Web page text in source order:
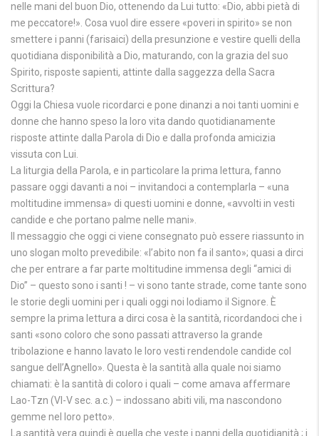
nelle mani del buon Dio, ottenendo da Lui tutto: «Dio, abbi pietà di
me peccatore!». Cosa vuol dire essere «poveri in spirito» se non
smettere i panni (farisaici) della presunzione e vestire quelli della
quotidiana disponibilità a Dio, maturando, con la grazia del suo
Spirito, risposte sapienti, attinte dalla saggezza della Sacra
Scrittura?
Oggi la Chiesa vuole ricordarci e pone dinanzi a noi tanti uomini e
donne che hanno speso la loro vita dando quotidianamente
risposte attinte dalla Parola di Dio e dalla profonda amicizia
vissuta con Lui.
La liturgia della Parola, e in particolare la prima lettura, fanno
passare oggi davanti a noi – invitandoci a contemplarla – «una
moltitudine immensa» di questi uomini e donne, «avvolti in vesti
candide e che portano palme nelle mani».
Il messaggio che oggi ci viene consegnato può essere riassunto in
uno slogan molto prevedibile: «l’abito non fa il santo»; quasi a dirci
che per entrare a far parte moltitudine immensa degli “amici di
Dio” – questo sono i santi ! – vi sono tante strade, come tante sono
le storie degli uomini per i quali oggi noi lodiamo il Signore. È
sempre la prima lettura a dirci cosa è la santità, ricordandoci che i
santi «sono coloro che sono passati attraverso la grande
tribolazione e hanno lavato le loro vesti rendendole candide col
sangue dell’Agnello». Questa è la santità alla quale noi siamo
chiamati: è la santità di coloro i quali – come amava affermare
Lao-Tzn (VI-V sec. a.c.) – indossano abiti vili, ma nascondono
gemme nel loro petto».
La santità vera quindi è quella che veste i panni della quotidianità ; i